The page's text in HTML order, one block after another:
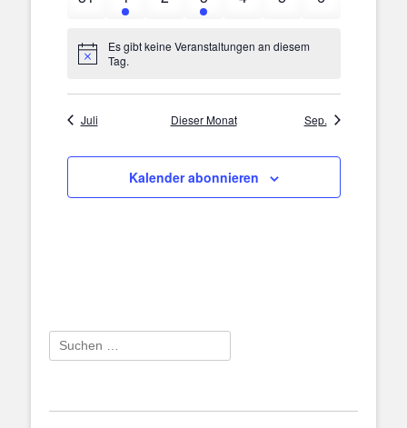
Veranstaltungen
VeranstaltungVeranstaltungen
Veranstaltung
Hinweis
Es gibt keine Veranstaltungen an diesem
Tag.
Juli Dieser Monat Sep.
Kalender abonnieren
Suchen
nach: